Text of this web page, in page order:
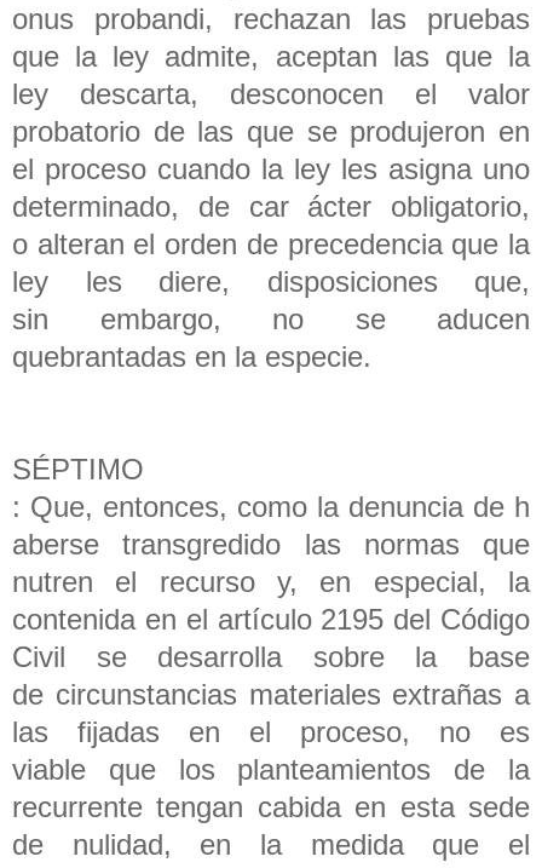
onus probandi, rechazan las pruebas
que la ley admite, aceptan las que la
ley descarta, desconocen el valor
probatorio de las que se produjeron en
el proceso cuando la ley les asigna uno
determinado, de car ácter obligatorio,
o alteran el orden de precedencia que la
ley les diere, disposiciones que,
sin embargo, no se aducen
quebrantadas en la especie.
SÉPTIMO
: Que, entonces, como la denuncia de h
aberse transgredido las normas que
nutren el recurso y, en especial, la
contenida en el artículo 2195 del Código
Civil se desarrolla sobre la base
de circunstancias materiales extrañas a
las fijadas en el proceso, no es
viable que los planteamientos de la
recurrente tengan cabida en esta sede
de nulidad, en la medida que el